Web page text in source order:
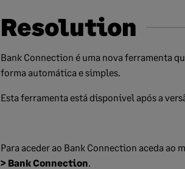
Resolution
Bank Connection é uma nova ferramenta
forma automática e simples.
Esta ferramenta está disponivel após a
Para aceder ao Bank Connection aceda ao
> Bank Connection.